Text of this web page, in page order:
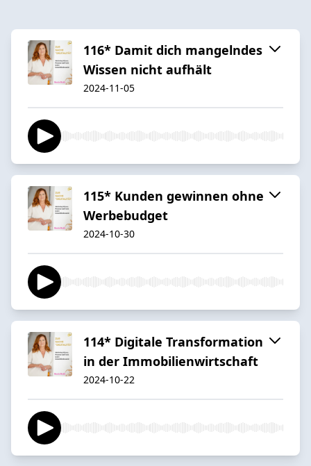
116* Damit dich mangelndes
Wissen nicht aufhält
2024-11-05
115* Kunden gewinnen ohne
Werbebudget
2024-10-30
114* Digitale Transformation
in der Immobilienwirtschaft
2024-10-22